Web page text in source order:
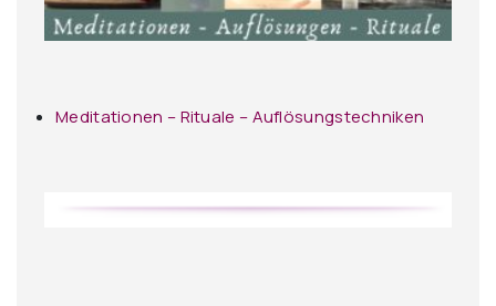
Meditationen – Rituale – Auflösungstechniken